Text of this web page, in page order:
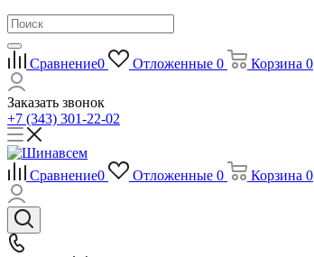
Сравнение0 Отложенные 0 Корзина 0
Заказать звонок
+7 (343) 301-22-02
Сравнение0 Отложенные 0 Корзина 0